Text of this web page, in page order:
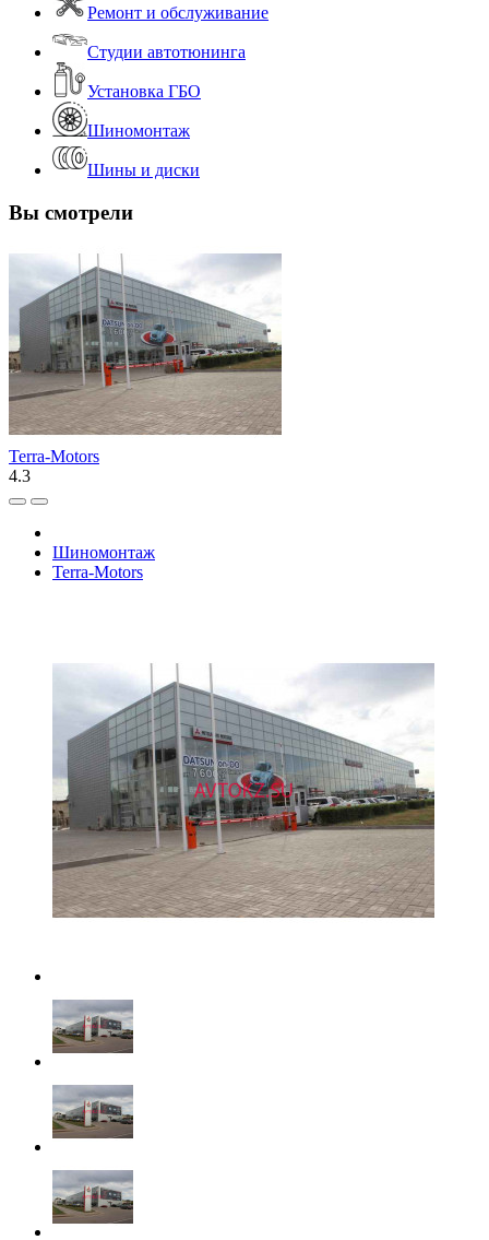
Ремонт и обслуживание
Студии автотюнинга
Установка ГБО
Шиномонтаж
Шины и диски
Вы смотрели
Terra-Motors
4.3
Шиномонтаж
Terra-Motors